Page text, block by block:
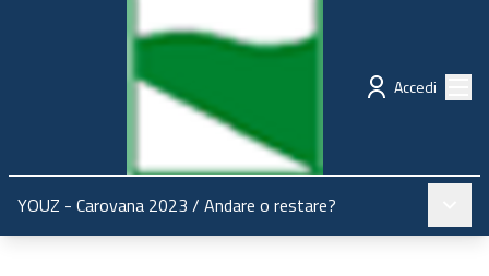
Regione Emilia-Romagna Partecipazione
Accedi
YOUZ - Carovana 2023 / Andare o restare?